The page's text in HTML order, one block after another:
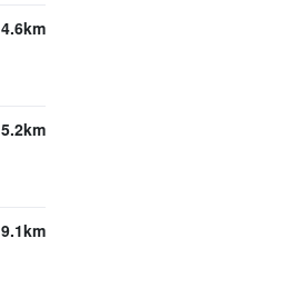
4.6km
5.2km
9.1km